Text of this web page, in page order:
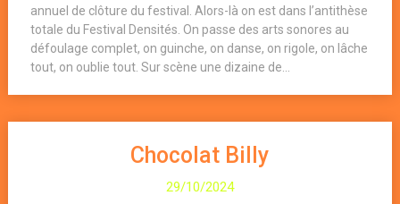
annuel de clôture du festival. Alors-là on est dans l’antithèse
totale du Festival Densités. On passe des arts sonores au
défoulage complet, on guinche, on danse, on rigole, on lâche
tout, on oublie tout. Sur scène une dizaine de...
Chocolat Billy
29/10/2024